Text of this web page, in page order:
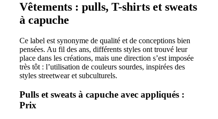
Vêtements : pulls, T-shirts et sweats
à capuche
Ce label est synonyme de qualité et de conceptions bien
pensées. Au fil des ans, différents styles ont trouvé leur
place dans les créations, mais une direction s’est imposée
très tôt : l’utilisation de couleurs sourdes, inspirées des
styles streetwear et subculturels.
Pulls et sweats à capuche avec appliqués :
Prix